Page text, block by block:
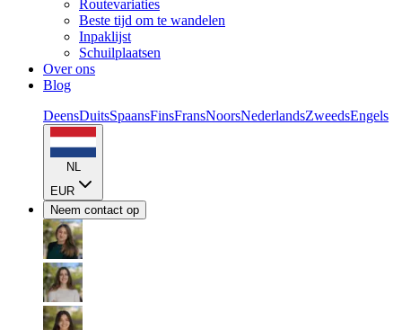
Routevariaties
Beste tijd om te wandelen
Inpaklijst
Schuilplaatsen
Over ons
Blog
DeensDuitsSpaansFinsFransNoorsNederlandsZweedsEngels
NL
EUR
Neem contact op